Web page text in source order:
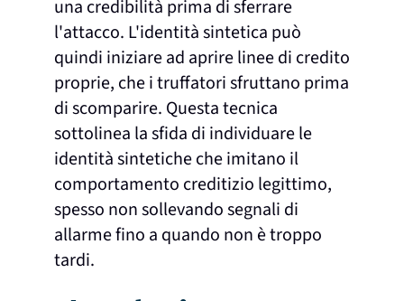
una credibilità prima di sferrare
l'attacco. L'identità sintetica può
quindi iniziare ad aprire linee di credito
proprie, che i truffatori sfruttano prima
di scomparire. Questa tecnica
sottolinea la sfida di individuare le
identità sintetiche che imitano il
comportamento creditizio legittimo,
spesso non sollevando segnali di
allarme fino a quando non è troppo
tardi.